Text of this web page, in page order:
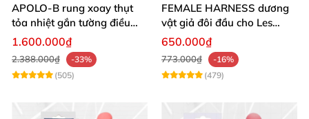
APOLO-B rung xoay thụt
tỏa nhiệt gắn tường điều
khiển từ xa đa chế độ
1.600.000₫
2.388.000₫
-33%
(505)
FEMALE HARNESS dương
vật giả đôi đầu cho Les
massage cực sướng
650.000₫
773.000₫
-16%
(479)